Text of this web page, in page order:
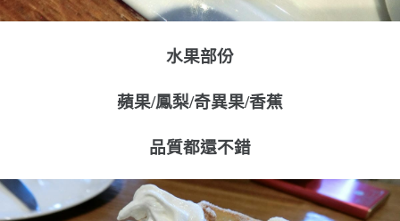
水果部份
蘋果/鳳梨/奇異果/香蕉
品質都還不錯